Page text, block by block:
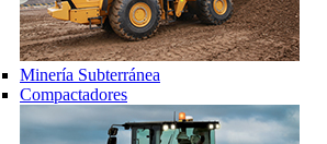
Minería Subterránea
Compactadores